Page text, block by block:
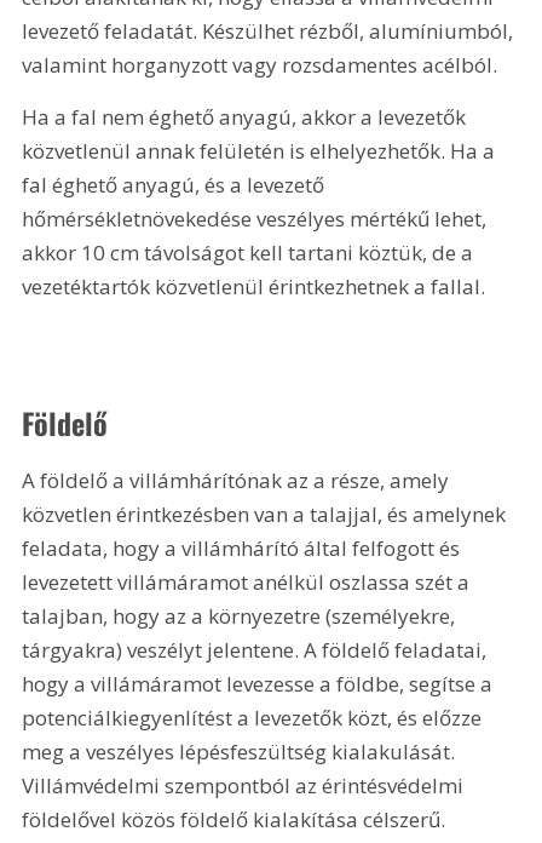
levezető feladatát. Készülhet rézből, alumíniumból,
valamint horganyzott vagy rozsdamentes acélból.
Ha a fal nem éghető anyagú, akkor a levezetők
közvetlenül annak felületén is elhelyezhetők. Ha a
fal éghető anyagú, és a levezető
hőmérsékletnövekedése veszélyes mértékű lehet,
akkor 10 cm távolságot kell tartani köztük, de a
vezetéktartók közvetlenül érintkezhetnek a fallal.
Földelő
A földelő a villámhárítónak az a része, amely
közvetlen érintkezésben van a talajjal, és amelynek
feladata, hogy a villámhárító által felfogott és
levezetett villámáramot anélkül oszlassa szét a
talajban, hogy az a környezetre (személyekre,
tárgyakra) veszélyt jelentene. A földelő feladatai,
hogy a villámáramot levezesse a földbe, segítse a
potenciálkiegyenlítést a levezetők közt, és előzze
meg a veszélyes lépésfeszültség kialakulását.
Villámvédelmi szempontból az érintésvédelmi
földelővel közös földelő kialakítása célszerű.